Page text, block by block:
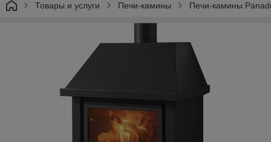
Товары и услуги Печи-камины Печи-камины